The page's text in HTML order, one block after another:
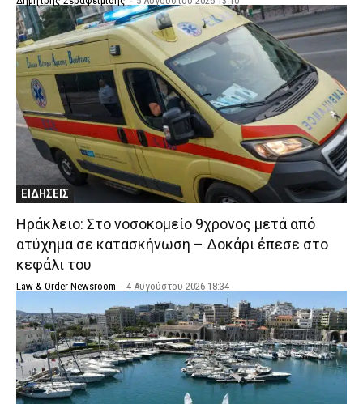
ΕΙΔΗΣΕΙΣ
Ηράκλειο: Στο νοσοκομείο 9χρονος μετά από
ατύχημα σε κατασκήνωση – Δοκάρι έπεσε στο
κεφάλι του
Law & Order Newsroom - 4 Αυγούστου 2026 18:34